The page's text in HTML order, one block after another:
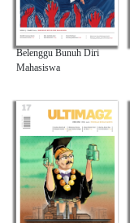
Belenggu Bunuh Diri
Mahasiswa